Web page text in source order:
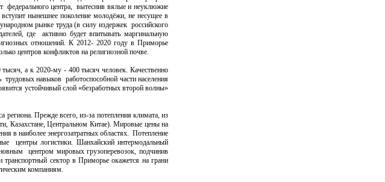
федерального центра, вытеснив вялые и неуклюжие
нынешнее поколение молодёжи, не несущее в
рынке труда (в силу издержек российского
где активно будет впитывать маргинальную
отношений. К 2012- 2020 году в Приморье
центров конфликтов на религиозной почве.
а к 2020-му - 400 тысяч человек. Качественно
навыков работоспособной части населения
устойчивый слой «безработных второй волны»
региона. Прежде всего, из-за потепления климата, из
Казахстане, Центральном Китае). Мировые цены на
в наиболее энергозатратных областях. Потепление
центры логистики. Шанхайский интермодальный
центром мировых грузоперевозок, подчинив
сектор в Приморье окажется на грани
компаниям.